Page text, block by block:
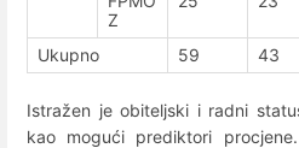
Z
Ukupno 59 43
Istražen je obiteljski i radni
kao mogući prediktori